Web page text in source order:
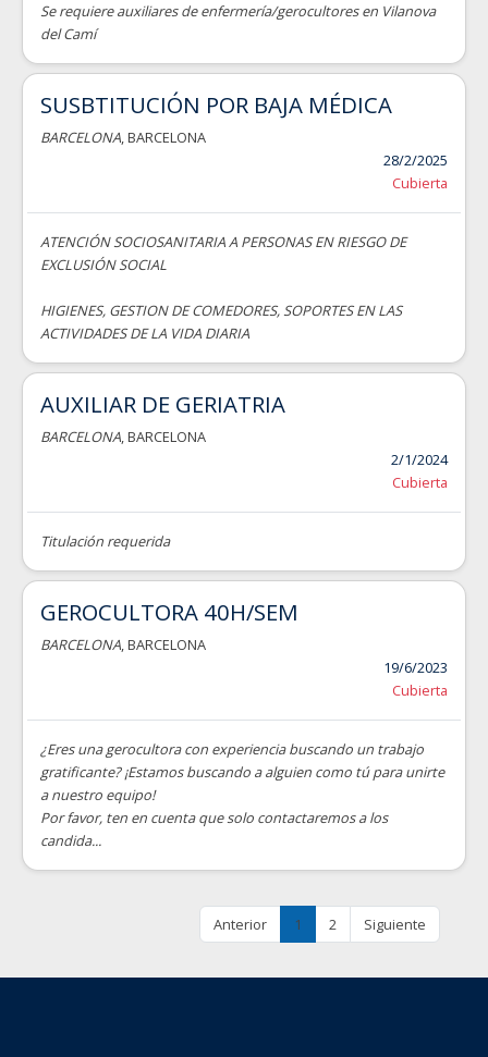
Se requiere auxiliares de enfermería/gerocultores en Vilanova
del Camí
SUSBTITUCIÓN POR BAJA MÉDICA
BARCELONA, BARCELONA
28/2/2025
Cubierta
ATENCIÓN SOCIOSANITARIA A PERSONAS EN RIESGO DE
EXCLUSIÓN SOCIAL
HIGIENES, GESTION DE COMEDORES, SOPORTES EN LAS
ACTIVIDADES DE LA VIDA DIARIA
AUXILIAR DE GERIATRIA
BARCELONA, BARCELONA
2/1/2024
Cubierta
Titulación requerida
GEROCULTORA 40H/SEM
BARCELONA, BARCELONA
19/6/2023
Cubierta
¿Eres una gerocultora con experiencia buscando un trabajo
gratificante? ¡Estamos buscando a alguien como tú para unirte
a nuestro equipo!
Por favor, ten en cuenta que solo contactaremos a los
candida...
Anterior 1 2 Siguiente